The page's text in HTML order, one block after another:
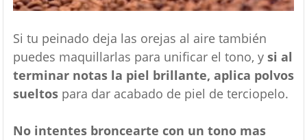
Si tu peinado deja las orejas al aire también
puedes maquillarlas para unificar el tono, y si al
terminar notas la piel brillante, aplica polvos
sueltospara dar acabado de piel de terciopelo.
No intentes broncearte con un tono mas